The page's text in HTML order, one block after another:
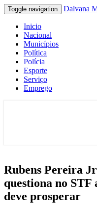
Toggle navigation Dalvana
Inicio
Nacional
Municípios
Política
Polícia
Esporte
Serviço
Emprego
Rubens
Pereira
Jr
afirma
que
Rubens Pereira
questiona no STF
deve prosperar